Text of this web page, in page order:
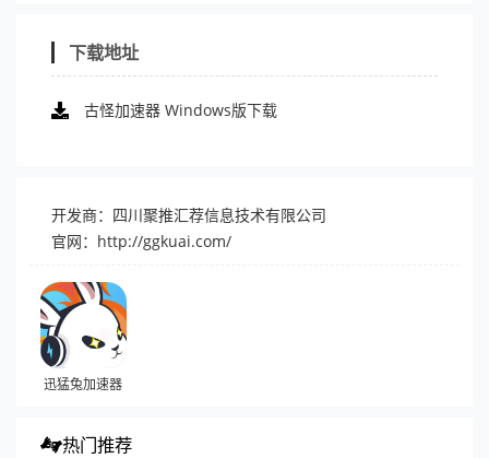
下载地址
古怪加速器 Windows版下载
开发商：四川聚推汇荐信息技术有限公司
官网： http://ggkuai.com/
迅猛兔加速器
热门推荐